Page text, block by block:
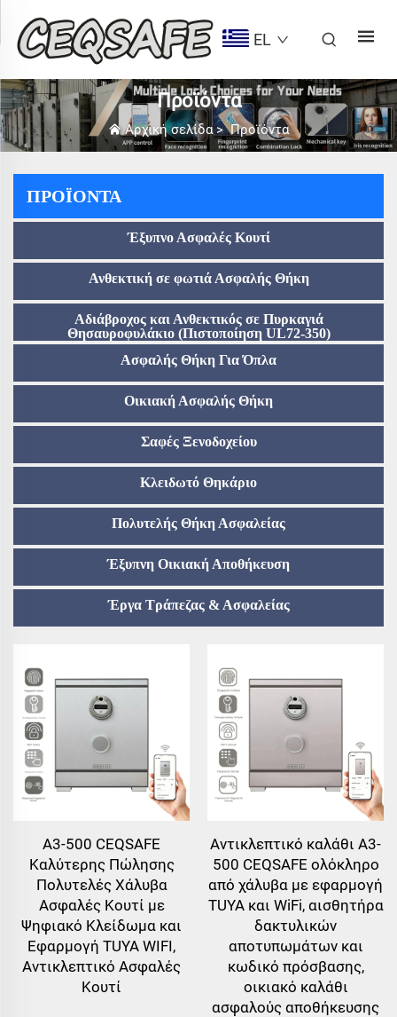
EL
Προϊόντα
Αρχική σελίδα>Προϊόντα
ΠΡΟΪΌΝΤΑ
Έξυπνο Ασφαλές Κουτί
Ανθεκτική σε φωτιά Ασφαλής Θήκη
Αδιάβροχος και Ανθεκτικός σε Πυρκαγιά
Θησαυροφυλάκιο (Πιστοποίηση UL72-350)
Ασφαλής Θήκη Για Όπλα
Οικιακή Ασφαλής Θήκη
Σαφές Ξενοδοχείου
Κλειδωτό Θηκάριο
Πολυτελής Θήκη Ασφαλείας
Έξυπνη Οικιακή Αποθήκευση
Έργα Τράπεζας & Ασφαλείας
A3-500 CEQSAFE
Καλύτερης Πώλησης
Πολυτελές Χάλυβα
Ασφαλές Κουτί με
Ψηφιακό Κλείδωμα και
Εφαρμογή TUYA WIFI,
Αντικλεπτικό Ασφαλές
Κουτί
Αντικλεπτικό καλάθι A3-
500 CEQSAFE ολόκληρο
από χάλυβα με εφαρμογή
TUYA και WiFi, αισθητήρα
δακτυλικών
αποτυπωμάτων και
κωδικό πρόσβασης,
οικιακό καλάθι
ασφαλούς αποθήκευσης